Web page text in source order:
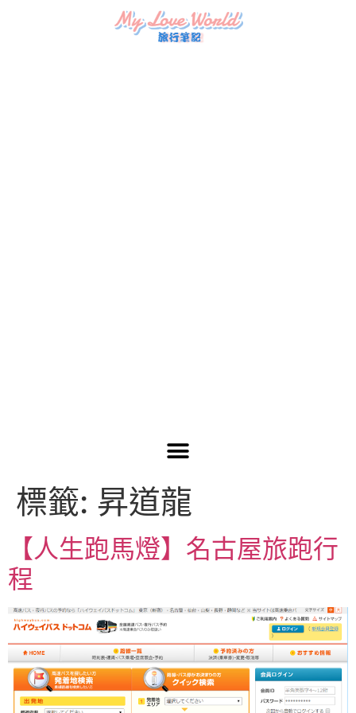
標籤: 昇道龍
【人生跑馬燈】名古屋旅跑行
程